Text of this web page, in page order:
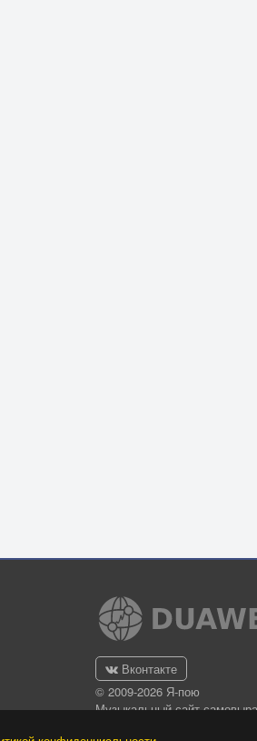
Вконтакте
© 2009-2026 Я-пою
Музыкальный сайт